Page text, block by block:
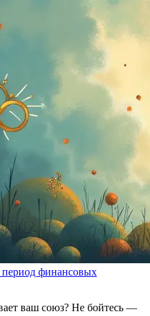
финансовых
ваш союз? Не бойтесь —